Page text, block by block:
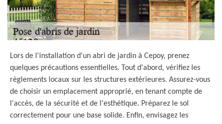
Lors de l'installation d'un abri de jardin à Cepoy, prenez
quelques précautions essentielles. Tout d'abord, vérifiez les
règlements locaux sur les structures extérieures. Assurez-vous
de choisir un emplacement approprié, en tenant compte de
l'accès, de la sécurité et de l'esthétique. Préparez le sol
correctement pour une base solide. Enfin, envisagez les